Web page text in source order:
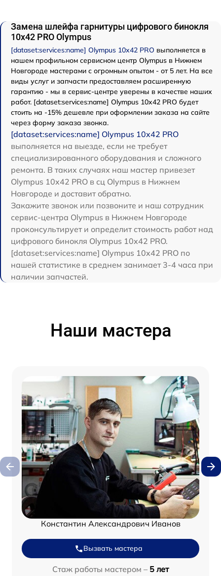
Замена шлейфа гарнитуры цифрового бинокля
10x42 PRO Olympus
[dataset:services:name] Olympus 10x42 PRO выполняется в
нашем профильном сервисном центр Olympus в Нижнем
Новгороде мастерами с огромным опытом - от 5 лет. На все
виды услуг и запчасти предоставляем расширенную
гарантию - мы в сервис-центре уверены в качестве наших
работ. [dataset:services:name] Olympus 10x42 PRO будет
стоить на -15% дешевле при оформлении заказа на сайте
через форму заказа звонка.
[dataset:services:name] Olympus 10x42 PRO
выполняется на выезде, если не требует
специализированного оборудования и сложного
ремонта. В таких случаях наш мастер привезет
Olympus 10x42 PRO в сц Olympus в Нижнем
Новгороде и доставит обратно.
Закажите звонок или позвоните и наш сотрудник
сервис-центра Olympus в Нижнем Новгороде
проконсультирует и определит стоимость работ над
цифрового бинокля Olympus 10x42 PRO.
[dataset:services:name] Olympus 10x42 PRO по
нашей статистике в среднем занимает 3-4 часа при
наличии запчастей.
Наши мастера
Константин Александрович Иванов
Вызвать мастера
Стаж работы мастером – 5 лет